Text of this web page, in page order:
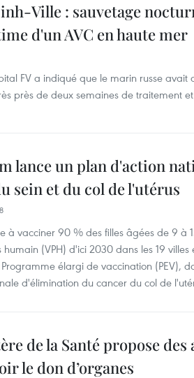
Ville : sauvetage
d'un AVC en haute mer
FV a indiqué que le marin russe avait
près de deux semaines de traitement
lance un plan d'action
sein et du col de l'utérus
à vacciner 90 % des filles âgées de 9 à
(VPH) d'ici 2030 dans les 19
élargi de vaccination (PEV),
d'élimination du cancer du col de
de la Santé propose
le don d’organes